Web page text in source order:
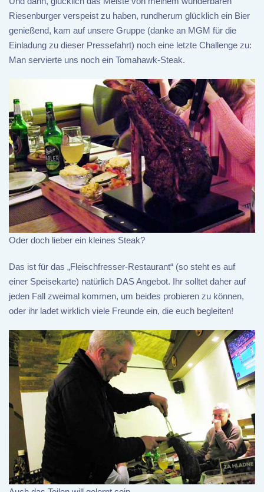
Riesenburger verspeist zu haben, rundherum glücklich ein Bier
genießend, kam auf unsere Gruppe (danke an MGM für die
Einladung zu dieser Pressefahrt) noch eine letzte Challenge zu:
Man servierte uns noch ein Tomahawk-Steak.
Oder doch lieber ein kleines Steak?
Das ist für das „Fleischfresser-Restaurant“ (so steht es auf
einer Speisekarte) natürlich DAS Angebot. Ihr solltet daher auf
jeden Fall zweimal kommen, um beides probieren zu können,
oder ihr ladet wirklich viele Freunde ein, die euch begleiten!